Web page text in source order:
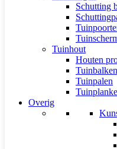
Schutting
Tuinhout
Houten
Tuinbalken
Tuinpalen
Overig